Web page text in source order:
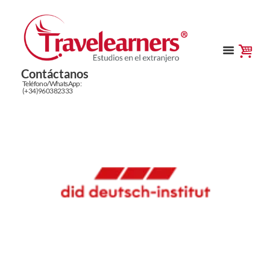
Contáctanos
Teléfono/WhatsApp:
(+34)960382333